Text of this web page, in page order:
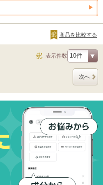
商品を比較する
表示件数
次へ